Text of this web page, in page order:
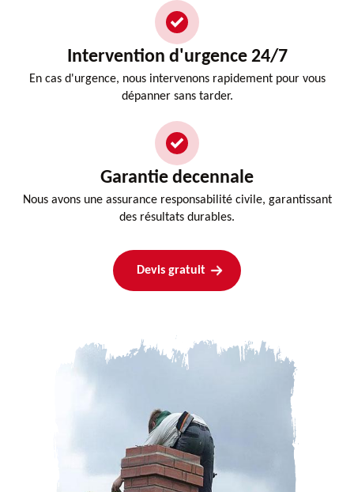
Intervention d'urgence 24/7
En cas d'urgence, nous intervenons rapidement pour vous
dépanner sans tarder.
Garantie decennale
Nous avons une assurance responsabilité civile, garantissant
des résultats durables.
Devis gratuit